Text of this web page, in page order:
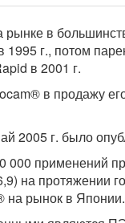
в
1995 г., потом
в 2001 г.
в продажу
2005 г. было
000 применений
на протяжении
на рынок в Японии.